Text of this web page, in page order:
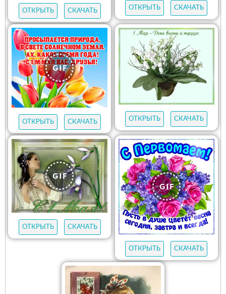
ОТКРЫТЬ СКАЧАТЬ ОТКРЫТЬ СКАЧАТЬ
ОТКРЫТЬ СКАЧАТЬ ОТКРЫТЬ СКАЧАТЬ
ОТКРЫТЬ СКАЧАТЬ
ОТКРЫТЬ СКАЧАТЬ